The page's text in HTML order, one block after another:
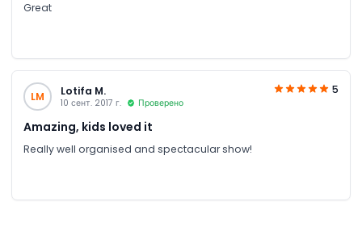
Great
LM Lotifa M.
10 сент. 2017 г. Проверено
5
Amazing, kids loved it
Really well organised and spectacular show!